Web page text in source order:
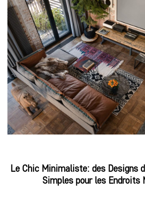
Le Chic Minimaliste: des Designs
Simples pour les Endroits